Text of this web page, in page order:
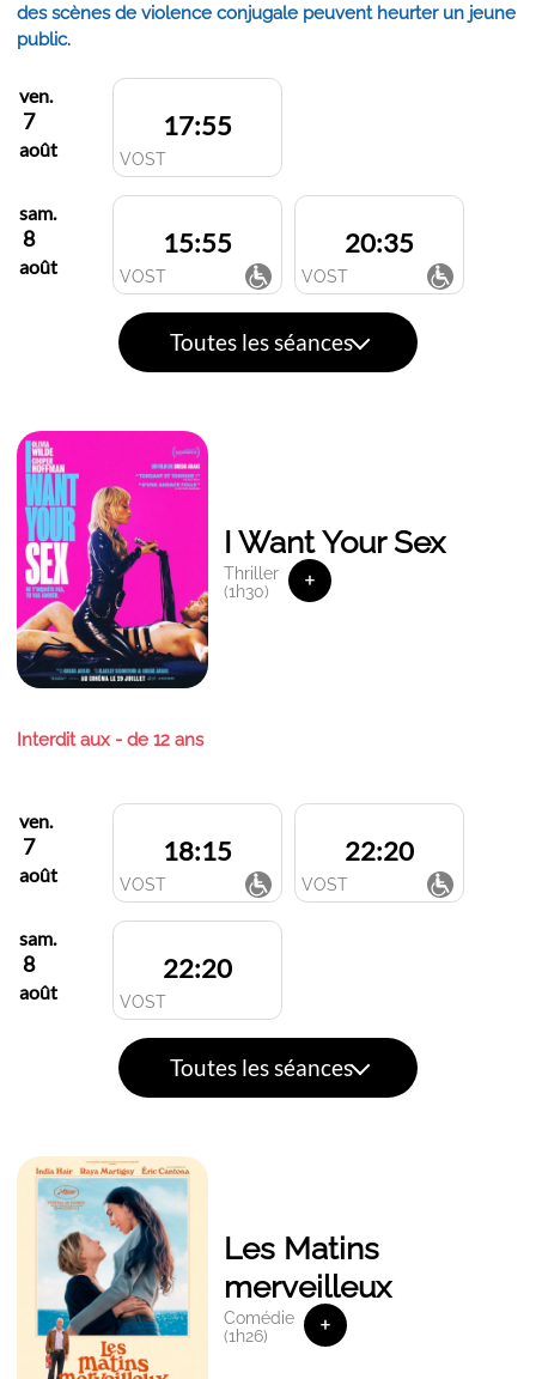
des scènes de violence conjugale peuvent heurter un jeune
public.
ven.
7
août
17:55
VOST
sam.
8
août
15:55
VOST
20:35
VOST
Toutes les séances
I Want Your Sex
Thriller
(1h30)
+
Interdit aux - de 12 ans
ven.
7
août
18:15
VOST
22:20
VOST
sam.
8
août
22:20
VOST
Toutes les séances
Les Matins
merveilleux
Comédie
(1h26)
+